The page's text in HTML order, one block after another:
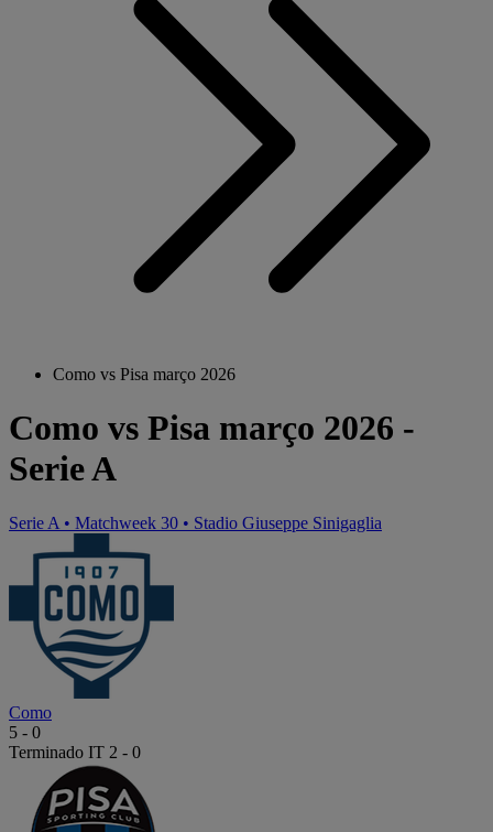
Como vs Pisa março 2026
Como vs Pisa março 2026 -
Serie A
Serie A • Matchweek 30 • Stadio Giuseppe Sinigaglia
Como
5 - 0
Terminado IT 2 - 0